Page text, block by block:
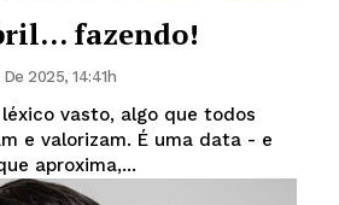
fazendo!
2025, 14:41h
vasto, algo que todos
É uma data - e
aproxima,...